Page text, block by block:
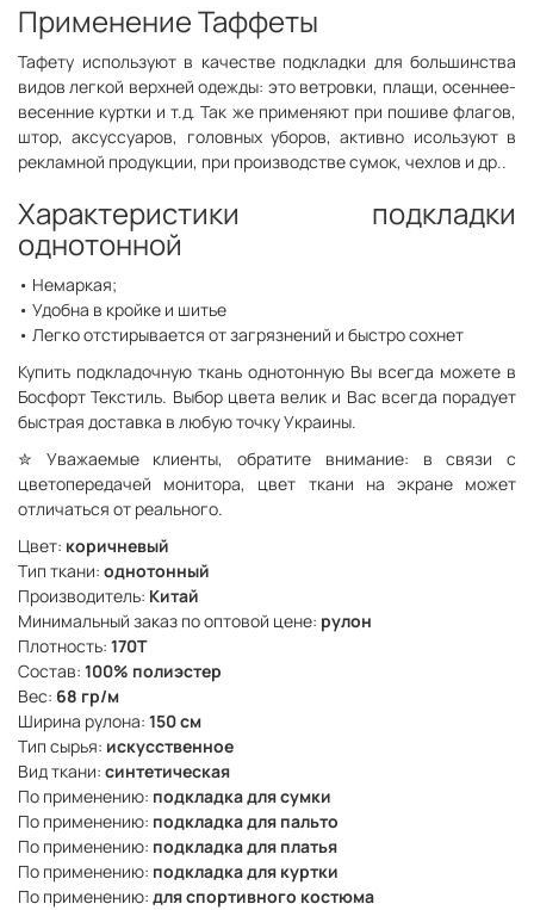
Применение Таффеты
Тафету используют в качестве подкладки для большинства
видов легкой верхней одежды: это ветровки, плащи, осеннее-
весенние куртки и т.д. Так же применяют при пошиве флагов,
штор, аксуссуаров, головных уборов, активно исользуют в
рекламной продукции, при производстве сумок, чехлов и др..
Характеристики подкладки
однотонной
• Немаркая;
• Удобна в кройке и шитье
• Легко отстирывается от загрязнений и быстро сохнет
Купить подкладочную ткань однотонную Вы всегда можете в
Босфорт Текстиль. Выбор цвета велик и Вас всегда порадует
быстрая доставка в любую точку Украины.
✮ Уважаемые клиенты, обратите внимание: в связи с
цветопередачей монитора, цвет ткани на экране может
отличаться от реального.
Цвет: коричневый
Тип ткани: однотонный
Производитель: Китай
Минимальный заказ по оптовой цене: рулон
Плотность: 170Т
Состав: 100% полиэстер
Вес: 68 гр/м
Ширина рулона: 150 см
Тип сырья: искусственное
Вид ткани: синтетическая
По применению: подкладка для сумки
По применению: подкладка для пальто
По применению: подкладка для платья
По применению: подкладка для куртки
По применению: для спортивного костюма